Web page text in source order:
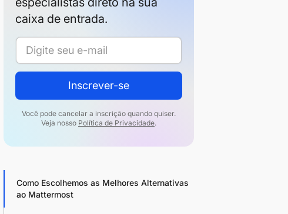
caixa de entrada.
Inscrever-se
Você pode cancelar a inscrição quando quiser.
Veja nosso Política de Privacidade.
Como Escolhemos as Melhores Alternativas
ao Mattermost